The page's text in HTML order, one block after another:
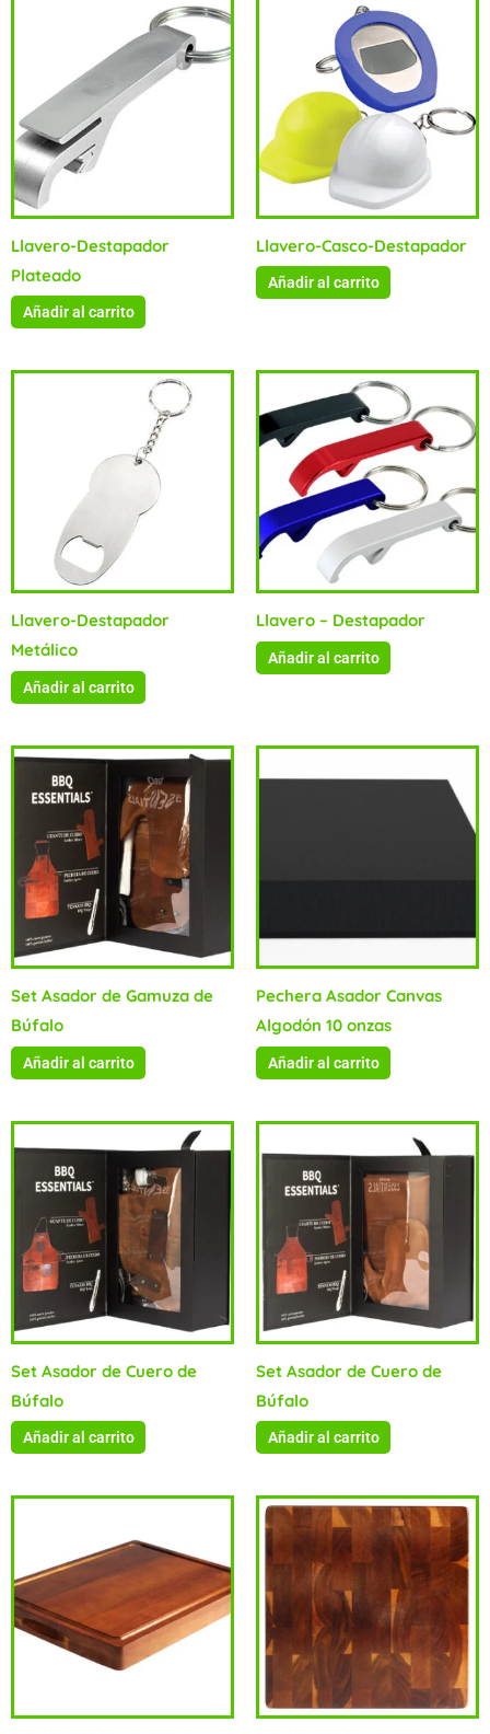
Llavero-Destapador
Plateado
Añadir al carrito
Llavero-Casco-Destapador
Añadir al carrito
Llavero-Destapador
Metálico
Añadir al carrito
Llavero – Destapador
Añadir al carrito
Set Asador de Gamuza de
Búfalo
Añadir al carrito
Pechera Asador Canvas
Algodón 10 onzas
Añadir al carrito
Set Asador de Cuero de
Búfalo
Añadir al carrito
Set Asador de Cuero de
Búfalo
Añadir al carrito